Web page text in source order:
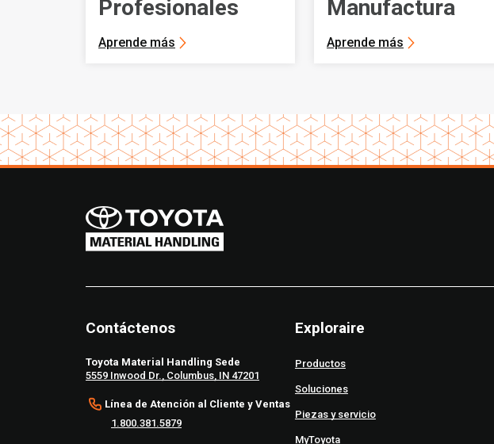
Profesionales
Aprende más
Manufactura
Aprende más
Contáctenos
Toyota Material Handling Sede
5559 Inwood Dr., Columbus, IN 47201
Línea de Atención al Cliente y Ventas
1.800.381.5879
Exploraire
Productos
Soluciones
Piezas y servicio
MyToyota